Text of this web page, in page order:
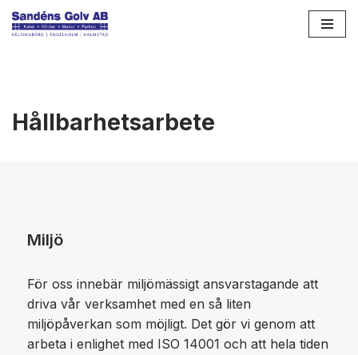
Hållbarhetsarbete
Miljö
För oss innebär miljömässigt ansvarstagande att
driva vår verksamhet med en så liten
miljöpåverkan som möjligt. Det gör vi genom att
arbeta i enlighet med ISO 14001 och att hela tiden